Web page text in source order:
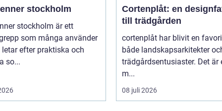
stockholm
stockholm är ett
som många använder
letar efter praktiska och
so...
Cortenplåt: en
till trädgården
cortenplåt har blivit en
både landskapsarkitekter
trädgårdsentusiaster. Det är
m...
08 juli 2026